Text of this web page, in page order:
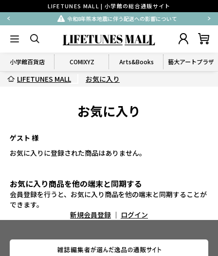
LIFETUNES MALL | 小学館の総合通販サイト
令和8年熊本地震に伴う配送への影響について
小学館百貨店 COMIXYZ Arts&Books 藝大アートプラザ
LIFETUNES MALL お気に入り
お気に入り
ゲスト 様
お気に入りに登録された商品はありません。
お気に入り商品を他の端末と同期する
会員登録を行うと、お気に入り商品を他の端末と同期することが
できます。
新規会員登録 ｜ ログイン